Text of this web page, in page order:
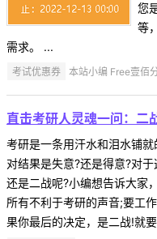
您
等
需求。 ...
考试优惠券 本站小编 Free壹佰
直击考研人灵魂一问：二
考研是一条用汗水和泪水铺就
对结果是失意?还是得意?对
还是二战呢?小编想告诉大家
所有不利于考研的声音;要工
果你最后的决定，是二战!就